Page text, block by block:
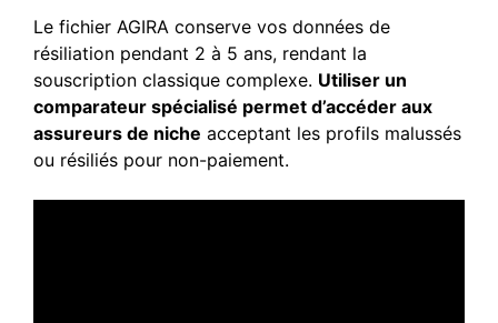
Le fichier AGIRA conserve vos données de
résiliation pendant 2 à 5 ans, rendant la
souscription classique complexe. Utiliser un
comparateur spécialisé permet d’accéder aux
assureurs de niche acceptant les profils malussés
ou résiliés pour non-paiement.